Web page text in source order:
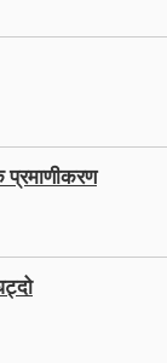
प्रमाणीकरण